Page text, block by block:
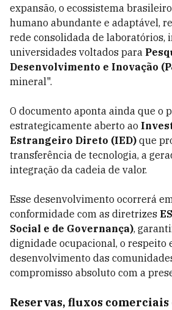
expansão, o ecossistema
humano abundante e adaptável,
rede consolidada de laboratórios,
universidades voltados para
Desenvolvimento e Inovação
mineral".
O documento aponta ainda que o
estrategicamente aberto ao
Estrangeiro Direto (IED) que
transferência de tecnologia, a
integração da cadeia de valor.
Esse desenvolvimento ocorrerá
conformidade com as diretrizes
Social e de Governança),
dignidade ocupacional, o respeito
desenvolvimento das
compromisso absoluto com a
Reservas, fluxos